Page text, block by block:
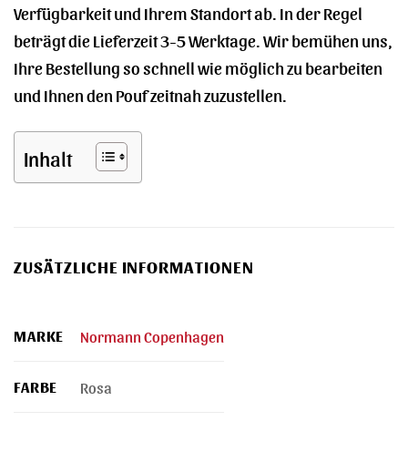
Verfügbarkeit und Ihrem Standort ab. In der Regel
beträgt die Lieferzeit 3-5 Werktage. Wir bemühen uns,
Ihre Bestellung so schnell wie möglich zu bearbeiten
und Ihnen den Pouf zeitnah zuzustellen.
Inhalt
ZUSÄTZLICHE INFORMATIONEN
MARKE Normann Copenhagen
FARBE Rosa